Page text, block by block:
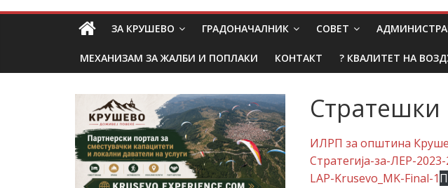
ЗА КРУШЕВО ГРАДОНАЧАЛНИК СОВЕТ
МЕХАНИЗАМ ЗА ЖАЛБИ И ПОПЛАКИ КОНТАКТ ? КВАЛИТЕТ НА
ИЛРП за општина
Стратегија-за-ЛЕР-
LAP-Krusevo_MK-Final-1